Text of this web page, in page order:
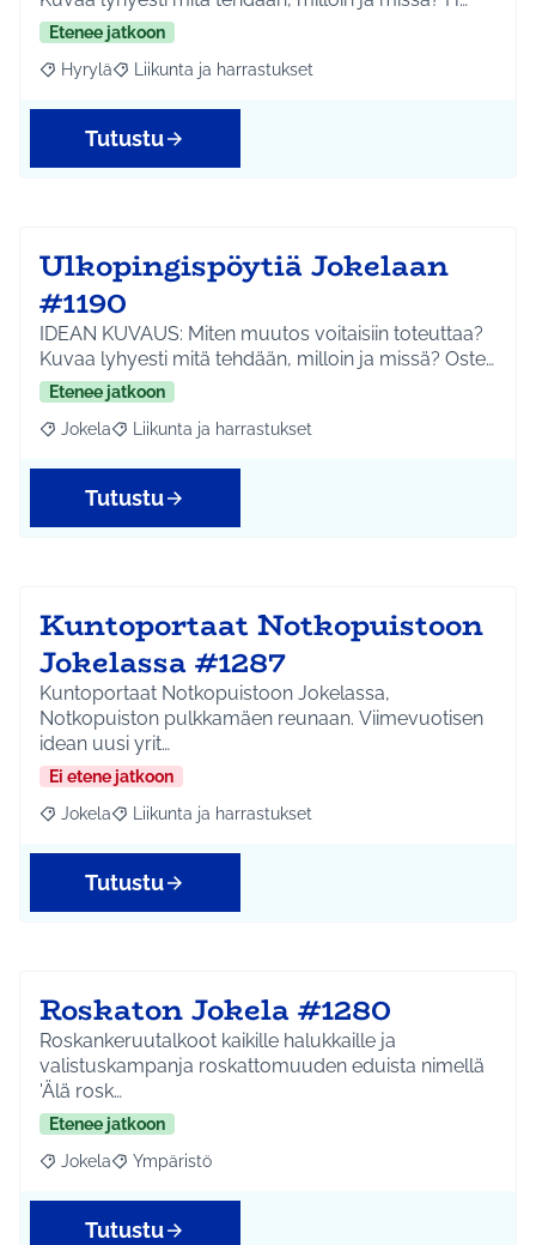
Etenee jatkoon
Rajaa tulokset aihepiirin mukaan: Hyrylä
Hyrylä Rajaa tulokset teeman mukaan: Liikunta ja
Liikunta ja harrastukset
Tutustu
Ulkopingispöytiä Jokelaan
#1190
IDEAN KUVAUS: Miten muutos voitaisiin toteuttaa?
Kuvaa lyhyesti mitä tehdään, milloin ja missä? Oste…
Etenee jatkoon
Rajaa tulokset aihepiirin mukaan: Jokela
Jokela Rajaa tulokset teeman mukaan: Liikunta ja
Liikunta ja harrastukset
Tutustu
Kuntoportaat Notkopuistoon
Jokelassa #1287
Kuntoportaat Notkopuistoon Jokelassa,
Notkopuiston pulkkamäen reunaan. Viimevuotisen
idean uusi yrit…
Ei etene jatkoon
Rajaa tulokset aihepiirin mukaan: Jokela
Jokela Rajaa tulokset teeman mukaan: Liikunta ja
Liikunta ja harrastukset
Tutustu
Roskaton Jokela #1280
Roskankeruutalkoot kaikille halukkaille ja
valistuskampanja roskattomuuden eduista nimellä
'Älä rosk…
Etenee jatkoon
Rajaa tulokset aihepiirin mukaan: Jokela
Jokela Rajaa tulokset teeman mukaan: Ympäristö
Ympäristö
Tutustu